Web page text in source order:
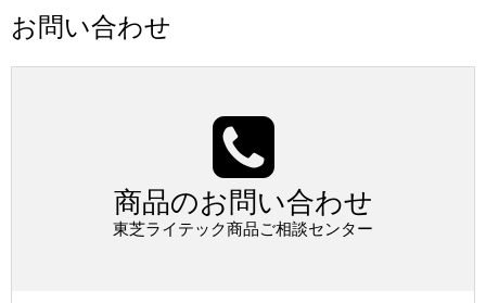
お問い合わせ
商品のお問い合わせ
東芝ライテック商品ご相談センター